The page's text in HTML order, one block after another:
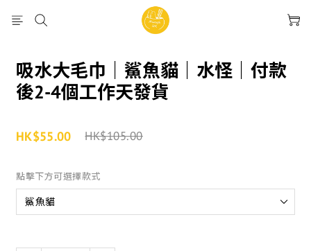
吸水大毛巾｜鯊魚貓｜水怪｜付款
後2-4個工作天發貨
HK$55.00 HK$105.00
點擊下方可選擇款式